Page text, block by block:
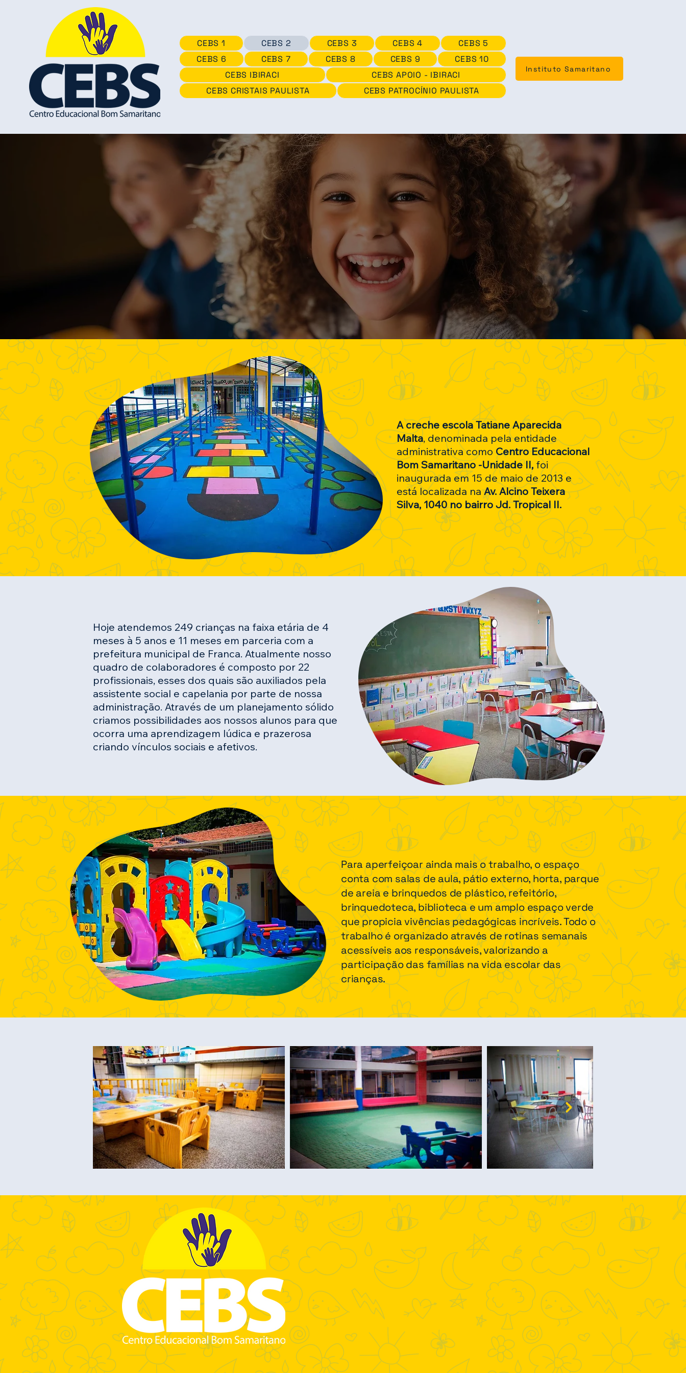
CEBS 1 CEBS 2 CEBS 3 CEBS 4
CEBS 5
CEBS 6
CEBS 7 CEBS 8 CEBS 9
CEBS 10
CEBS IBIRACI
CEBS APOIO - IBIRACI
CEBS CRISTAIS PAULISTA
CEBS PATROCÍNIO PAULISTA
Instituto Samaritano
Centro Educacional
Bom Samaritano
Unidade 2
A creche escola Tatiane Aparecida
Malta, denominada pela entidade
administrativa como Centro Educacional
Bom Samaritano -Unidade II, foi
inaugurada em 15 de maio de 2013 e
está localizada naAv. Alcino Teixera
Silva, 1040 no bairro Jd. Tropical II.
Hoje atendemos 249 crianças na faixa etária de 4
meses à 5 anos e 11 meses em parceria com a
prefeitura municipal de Franca. Atualmente nosso
quadro de colaboradores é composto por 22
profissionais, esses dos quais são auxiliados pela
assistente social e capelania por parte de nossa
administração. Através de um planejamento sólido
criamos possibilidades aos nossos alunos para que
ocorra uma aprendizagem lúdica e prazerosa
criando vínculos sociais e afetivos.
Para aperfeiçoar ainda mais o trabalho, o espaço
conta com salas de aula, pátio externo, horta, parque
de areia e brinquedos de plástico, refeitório,
brinquedoteca, biblioteca e um amplo espaço verde
que propicia vivências pedagógicas incríveis. Todo o
trabalho é organizado através de rotinas semanais
acessíveis aos responsáveis, valorizando a
participação das famílias na vida escolar das
crianças.
Portal da Transparência
Associação Assistencial
Presbiteriana Bom
Samaritano